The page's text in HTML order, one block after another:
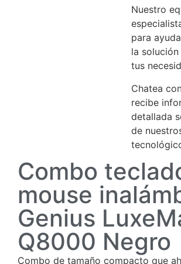
Nuestro
para
la
tus
Chatea
recibe
detallada
de
Combo
mouse
Genius
Q8000 Negro
Combo de tamaño compacto que